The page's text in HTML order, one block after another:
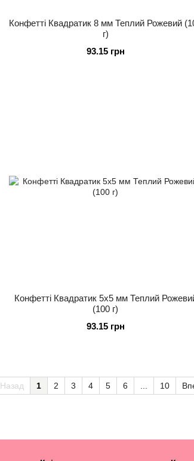
Конфетті Квадратик 8 мм Теплий Рожевий
г)
93.15 грн
Конфетті Квадратик 5х5 мм Теплий
(100 г)
93.15 грн
Назад 1 2 3 4 5 6 10